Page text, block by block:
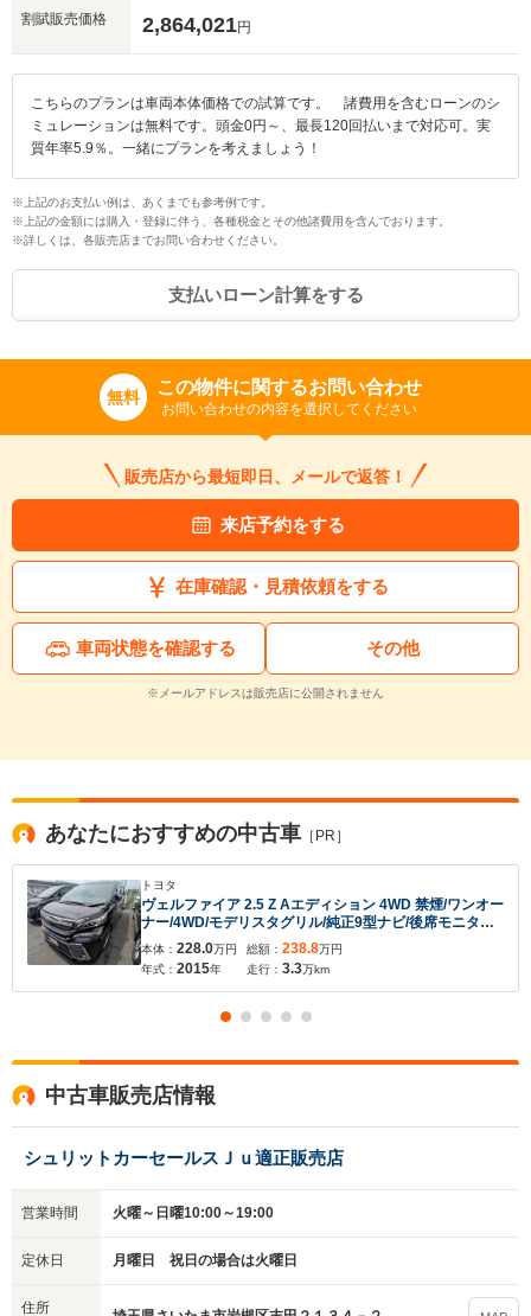
割賦販売価格 2,864,021円
こちらのプランは車両本体価格での試算です。 諸費用を含むローンのシ
ミュレーションは無料です。頭金0円～、最長120回払いまで対応可。実
質年率5.9％。一緒にプランを考えましょう！
※上記のお支払い例は、あくまでも参考例です。
※上記の金額には購入・登録に伴う、各種税金とその他諸費用を含んでおります。
※詳しくは、各販売店までお問い合わせください。
支払いローン計算をする
無料 この物件に関するお問い合わせ
お問い合わせの内容を選択してください
販売店から最短即日、メールで返答！
来店予約をする
在庫確認・見積依頼をする
車両状態を確認する その他
※メールアドレスは販売店に公開されません
あなたにおすすめの中古車 ［PR］
トヨタ
ヴェルファイア 2.5 Z Aエディション 4WD 禁煙/ワンオー
ナー/4WD/モデリスタグリル/純正9型ナビ/後席モニター/
両側自動ドア/クルーズコントロール/クリアランスソナ
ー/ビルトインETC/LEDヘッドライト/Bluetooth接続/フ
ルセグTV/
本体： 228.0万円
年式： 2015年
総額： 238.8万円
走行： 3.3万km
中古車販売店情報
シュリットカーセールスＪｕ適正販売店
営業時間 火曜～日曜10:00～19:00
定休日 月曜日 祝日の場合は火曜日
住所